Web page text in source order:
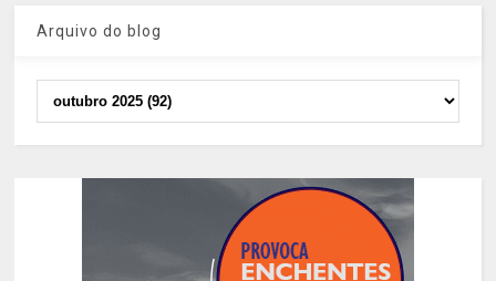
Arquivo do blog